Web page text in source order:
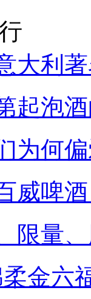
大利
起泡
为何
威啤
限量
柔金六